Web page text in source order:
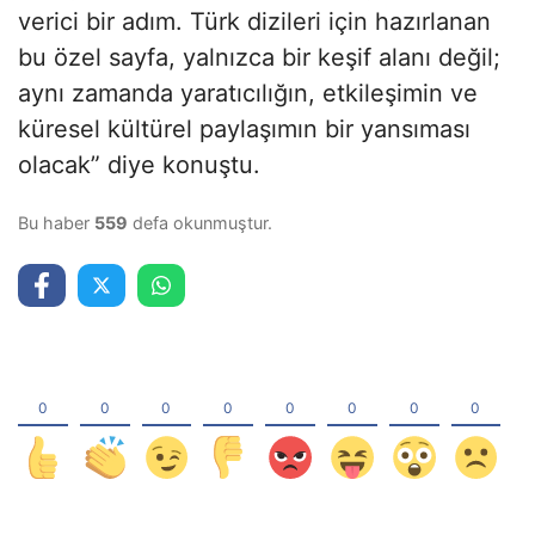
verici bir adım. Türk dizileri için hazırlanan
bu özel sayfa, yalnızca bir keşif alanı değil;
aynı zamanda yaratıcılığın, etkileşimin ve
küresel kültürel paylaşımın bir yansıması
olacak” diye konuştu.
Bu haber 559 defa okunmuştur.